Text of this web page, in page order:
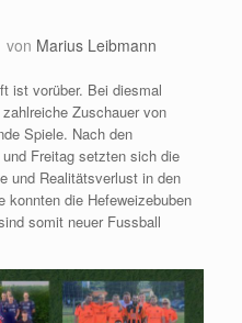
von Marius Leibmann
ist vorüber. Bei diesmal
Zuschauer von
Spiele. Nach den
Freitag setzten sich die
und Realitätsverlust in den
konnten die Hefeweizebuben
somit neuer Fussball